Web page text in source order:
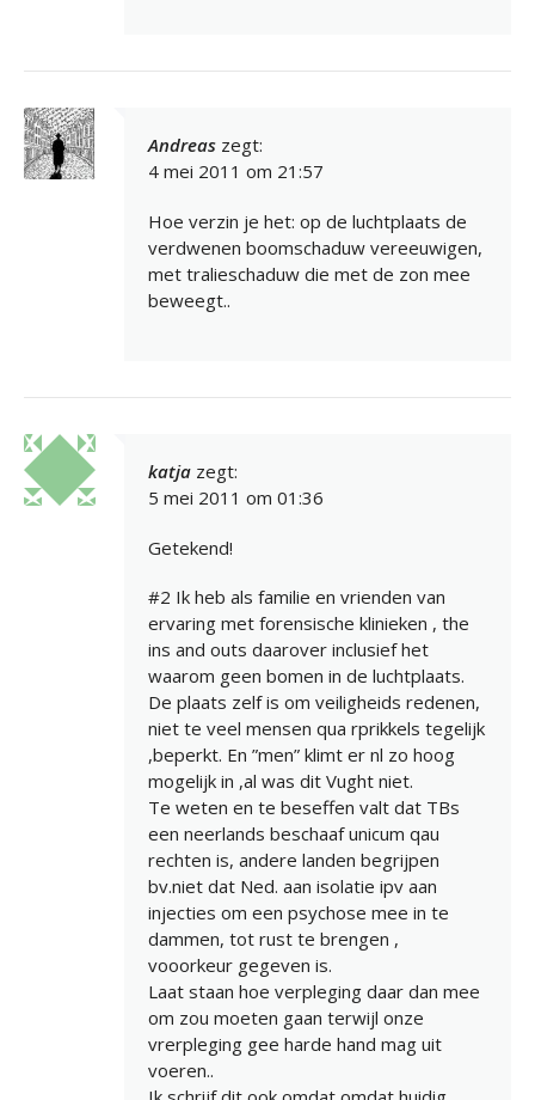
Andreas zegt:
4 mei 2011 om 21:57
Hoe verzin je het: op de luchtplaats de
verdwenen boomschaduw vereeuwigen,
met tralieschaduw die met de zon mee
beweegt..
katja zegt:
5 mei 2011 om 01:36
Getekend!
#2 Ik heb als familie en vrienden van
ervaring met forensische klinieken , the
ins and outs daarover inclusief het
waarom geen bomen in de luchtplaats.
De plaats zelf is om veiligheids redenen,
niet te veel mensen qua rprikkels tegelijk
,beperkt. En ”men” klimt er nl zo hoog
mogelijk in ,al was dit Vught niet.
Te weten en te beseffen valt dat TBs
een neerlands beschaaf unicum qau
rechten is, andere landen begrijpen
bv.niet dat Ned. aan isolatie ipv aan
injecties om een psychose mee in te
dammen, tot rust te brengen ,
vooorkeur gegeven is.
Laat staan hoe verpleging daar dan mee
om zou moeten gaan terwijl onze
vrerpleging gee harde hand mag uit
voeren..